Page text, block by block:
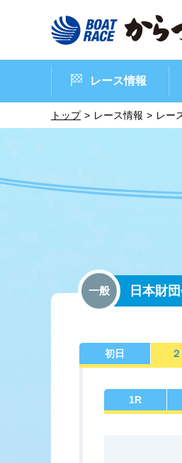
レース情報
佐賀支部選手一
トップ レース情報 レー
一般 日本財
初日
1R